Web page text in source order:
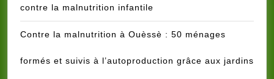
Projets
VIH
et
Genre
contre la malnutrition infantile
Contre la malnutrition à Ouèssè : 50 ménages
formés et suivis à l’autoproduction grâce aux jardins